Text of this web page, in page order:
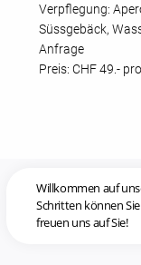
Verpflegung:
Süssgebäck,
Anfrage
Preis: CHF 49.-